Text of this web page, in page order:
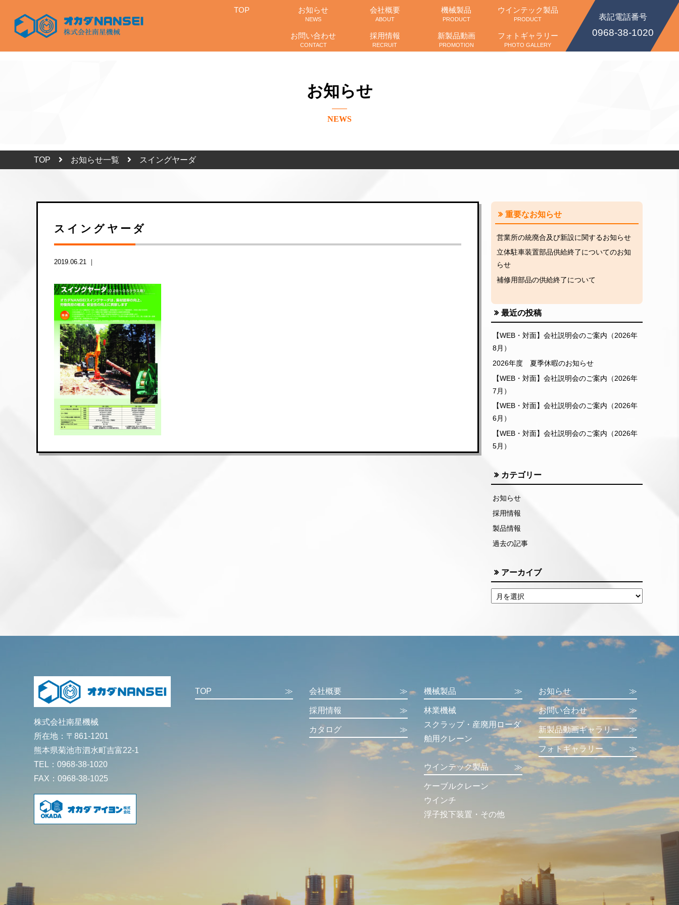
TOP お知らせ
NEWS
会社概要
ABOUT
機械製品
PRODUCT
ウインテック製品
PRODUCT
お問い合わせ
CONTACT
表記電話番号
0968-38-1020
採用情報
RECRUIT
新製品動画
PROMOTION
フォトギャラリー
PHOTO GALLERY
お知らせ
NEWS
TOP お知らせ一覧 スイングヤーダ
スイングヤーダ
2019.06.21 ｜
重要なお知らせ
営業所の統廃合及び新設に関するお知らせ
立体駐車装置部品供給終了についてのお知
らせ
補修用部品の供給終了について
最近の投稿
【WEB・対面】会社説明会のご案内（2026年
8月）
2026年度 夏季休暇のお知らせ
【WEB・対面】会社説明会のご案内（2026年
7月）
【WEB・対面】会社説明会のご案内（2026年
6月）
【WEB・対面】会社説明会のご案内（2026年
5月）
カテゴリー
お知らせ
採用情報
製品情報
過去の記事
アーカイブ
株式会社南星機械
所在地：〒861-1201
熊本県菊池市泗水町吉富22-1
TEL：0968-38-1020
FAX：0968-38-1025
TOP ≫ 会社概要 ≫
採用情報 ≫
カタログ ≫
機械製品 ≫
林業機械
スクラップ・産廃用ローダ
舶用クレーン
ウインテック製品 ≫
ケーブルクレーン
ウインチ
浮子投下装置・その他
お知らせ ≫
お問い合わせ ≫
新製品動画ギャラリー ≫
フォトギャラリー ≫